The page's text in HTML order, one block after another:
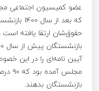
عضو کمیسیون اجتماعی
که بعد از
حقوق‌شان ارتقا یافته
آیین نامه‌ای را در این
بازنشستگان بدهند.